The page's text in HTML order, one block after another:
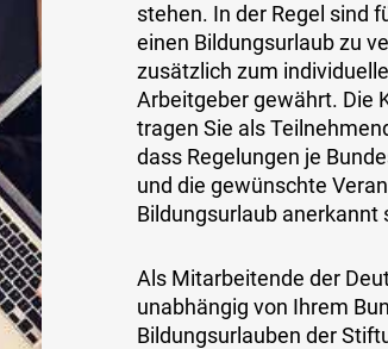
stehen. In der Regel sind
einen Bildungsurlaub zu
zusätzlich zum
Arbeitgeber gewährt. Die
tragen Sie als
dass Regelungen je
und die gewünschte
Bildungsurlaub anerkannt
Als Mitarbeitende der
unabhängig von Ihrem
Bildungsurlauben der